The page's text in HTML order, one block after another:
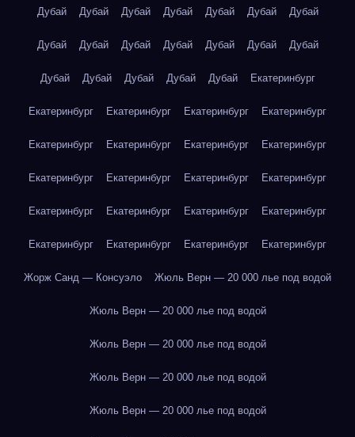
Дубай Дубай Дубай Дубай Дубай Дубай Дубай
Дубай Дубай Дубай Дубай Дубай Дубай Дубай
Дубай Дубай Дубай Дубай Дубай Екатеринбург
Екатеринбург Екатеринбург Екатеринбург Екатеринбург
Екатеринбург Екатеринбург Екатеринбург Екатеринбург
Екатеринбург Екатеринбург Екатеринбург Екатеринбург
Екатеринбург Екатеринбург Екатеринбург Екатеринбург
Екатеринбург Екатеринбург Екатеринбург Екатеринбург
Жорж Санд — Консуэло Жюль Верн — 20 000 лье под водой
Жюль Верн — 20 000 лье под водой
Жюль Верн — 20 000 лье под водой
Жюль Верн — 20 000 лье под водой
Жюль Верн — 20 000 лье под водой